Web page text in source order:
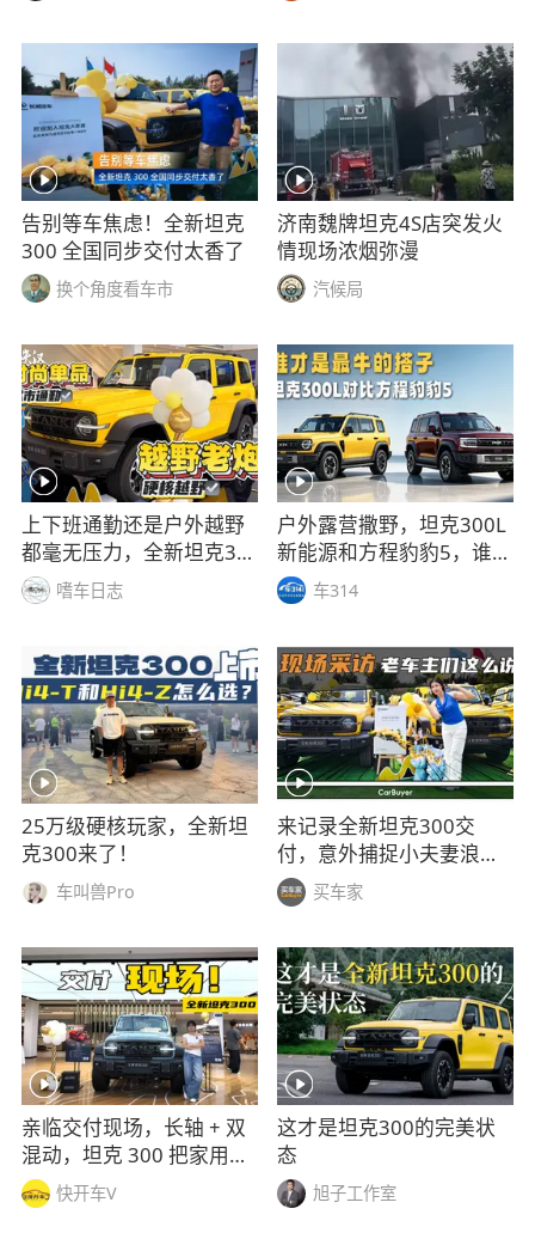
告别等车焦虑！全新坦克
300 全国同步交付太香了
换个角度看车市
济南魏牌坦克4S店突发火
情现场浓烟弥漫
汽候局
上下班通勤还是户外越野
都毫无压力，全新坦克30
0我全都要
嗜车日志
户外露营撒野，坦克300L
新能源和方程豹豹5，谁才
是最牛的搭子
车314
25万级硬核玩家，全新坦
克300来了！
车叫兽Pro
来记录全新坦克300交
付，意外捕捉小夫妻浪漫
旅途买车家
亲临交付现场，长轴 + 双
混动，坦克 300 把家用越
野玩明白了
快开车V
这才是坦克300的完美状
态
旭子工作室